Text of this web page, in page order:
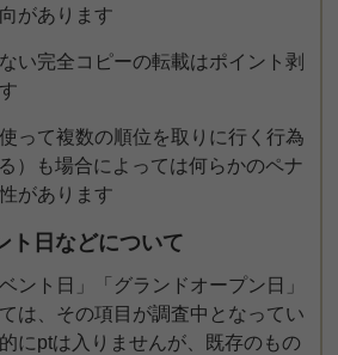
があります
い完全コピーの転載はポイント剥
って複数の順位を取りに行く行為
）も場合によっては何らかのペナ
があります
ト日などについて
ント日」「グランドオープン日」
は、その項目が調査中となってい
にptは入りませんが、既存のもの